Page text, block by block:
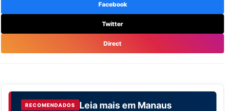
Facebook
Twitter
Direct
RECOMENDADOS Leia mais em Manaus